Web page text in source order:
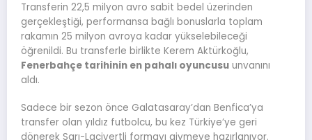
Transferin 22,5 milyon avro sabit bedel üzerinden
gerçekleştiği, performansa bağlı bonuslarla toplam
rakamın 25 milyon avroya kadar yükselebileceği
öğrenildi. Bu transferle birlikte Kerem Aktürkoğlu,
Fenerbahçe tarihinin en pahalı oyuncusu unvanını
aldı.
Sadece bir sezon önce Galatasaray’dan Benfica’ya
transfer olan yıldız futbolcu, bu kez Türkiye’ye geri
dönerek Sarı-Lacivertli formayı giymeye hazırlanıyor.